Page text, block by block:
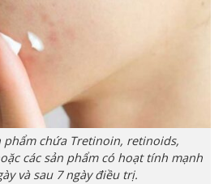
phẩm chứa Tretinoin, retinoids,
các sản phẩm có hoạt tính mạnh
và sau 7 ngày điều trị.